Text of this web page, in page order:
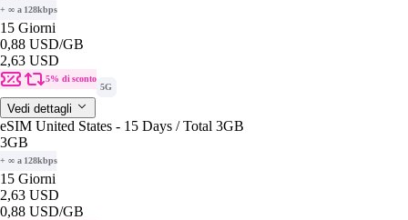
+ ∞ a 128kbps
15 Giorni
0,88 USD/GB
2,63 USD
5% di sconto
5G
Vedi dettagli
eSIM United States - 15 Days / Total 3GB
3GB
+ ∞ a 128kbps
15 Giorni
2,63 USD
0,88 USD/GB